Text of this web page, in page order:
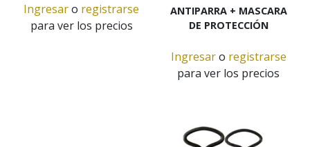
Ingresaro registrarse
para ver los precios
ANTIPARRA + MASCARA
DE PROTECCIÓN
Ingresaro registrarse
para ver los precios